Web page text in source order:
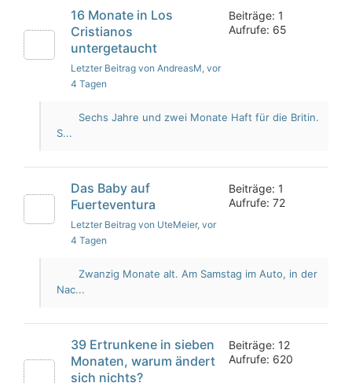
16 Monate in Los
Cristianos
untergetaucht
Letzter Beitrag von AndreasM, vor
4 Tagen
Beiträge: 1
Aufrufe: 65
Sechs Jahre und zwei Monate Haft für die Britin.
S...
Das Baby auf
Fuerteventura
Letzter Beitrag von UteMeier, vor
4 Tagen
Beiträge: 1
Aufrufe: 72
Zwanzig Monate alt. Am Samstag im Auto, in der
Nac...
39 Ertrunkene in sieben
Monaten, warum ändert
sich nichts?
Beiträge: 12
Aufrufe: 620